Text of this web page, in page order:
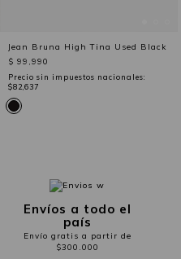
Jean Bruna High Tina Used Black
$ 99,990
Precio sin impuestos nacionales:
$82,637
Envíos a todo el
país
Envío gratis a partir de
$300.000